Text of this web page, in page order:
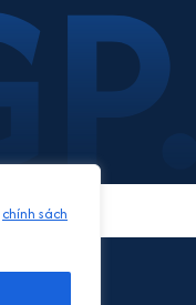
chính sách